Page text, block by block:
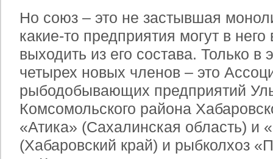
Но союз – это не застывшая
какие-то предприятия могут в него
выходить из его состава. Только
четырех новых членов – это
рыбодобывающих предприятий
Комсомольского района
«Атика» (Сахалинская область) и
(Хабаровский край) и рыбколхоз